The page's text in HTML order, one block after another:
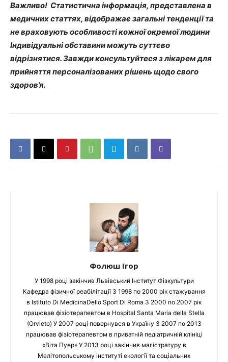
Важливо! Статистична інформація, представлена в
медичних статтях, відображає загальні тенденції та
не враховують особливості кожної окремої людини
Індивідуальні обставини можуть суттєво
відрізнятися. Завжди консультуйтеся з лікарем для
прийняття персоналізованих рішень щодо свого
здоров’я.
Фолюш Ігор
У 1998 році закінчив Львівський Інститут Фізкультури
Кафедра фізичної реабілітації З 1998 по 2000 рік стажування
в Istituto Di MedicinaDello Sport Di Roma З 2000 по 2007 рік
працював фізіотерапевтом в Hospital Santa Maria della Stella
(Orvieto) У 2007 році повернувся в Україну З 2007 по 2013
працював фізіотерапевтом в приватній педіатричній клініці
«Віта Пуер» У 2013 році закінчив магістратуру в
Мелітопольському інституті екології та соціальних